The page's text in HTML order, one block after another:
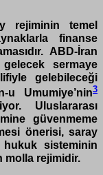
rejiminin temel
finanse
ABD-İran
sermaye
gelebileceği
u Umumiye’nin3
Uluslararası
güvenmeme
önerisi, saray
hukuk sisteminin
molla rejimidir.